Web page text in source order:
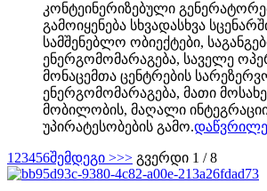
კონტეინერიზებული
გამოიყენება სხვადასხვა
სამშენებლო ობიექტები,
ენერგომომარაგება, საველე
მონაცემთა ცენტრების
ენერგომომარაგება, მათი
მობილობის, მაღალი
უპირატესობების გამო.
1 23456შემდეგი >>> გვერდი 1 / 8